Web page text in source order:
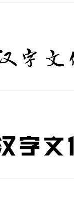
字文
字文